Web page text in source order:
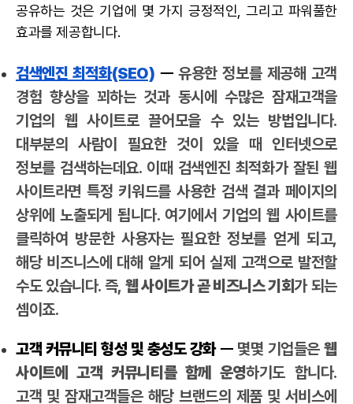
공유하는 것은 기업에 몇 가지 긍정적인, 그리고 파워풀한
효과를 제공합니다.
검색엔진 최적화(SEO) ㅡ유용한 정보를 제공해 고객
경험 향상을 꾀하는 것과 동시에 수많은 잠재고객을
기업의 웹 사이트로 끌어모을 수 있는 방법입니다.
대부분의 사람이 필요한 것이 있을 때 인터넷으로
정보를 검색하는데요. 이때 검색엔진 최적화가 잘된 웹
사이트라면 특정 키워드를 사용한 검색 결과 페이지의
상위에 노출되게 됩니다. 여기에서 기업의 웹 사이트를
클릭하여 방문한 사용자는 필요한 정보를 얻게 되고,
해당 비즈니스에 대해 알게 되어 실제 고객으로 발전할
수도 있습니다. 즉, 웹 사이트가 곧 비즈니스 기회가 되는
셈이죠.
고객 커뮤니티 형성 및 충성도 강화ㅡ 몇몇 기업들은웹
사이트에 고객 커뮤니티를 함께 운영하기도 합니다.
고객 및 잠재고객들은 해당 브랜드의 제품 및 서비스에